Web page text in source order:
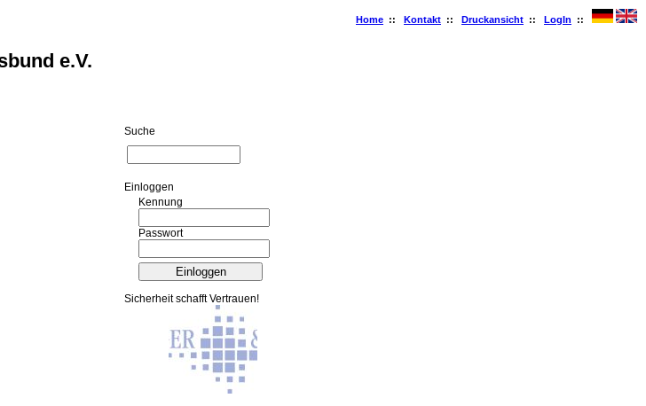
Home :: Kontakt :: Druckansicht :: LogIn ::
e.V.
Suche
Ein­log­gen
Kennung
Passwort
Sicherheit schafft Vertrauen!